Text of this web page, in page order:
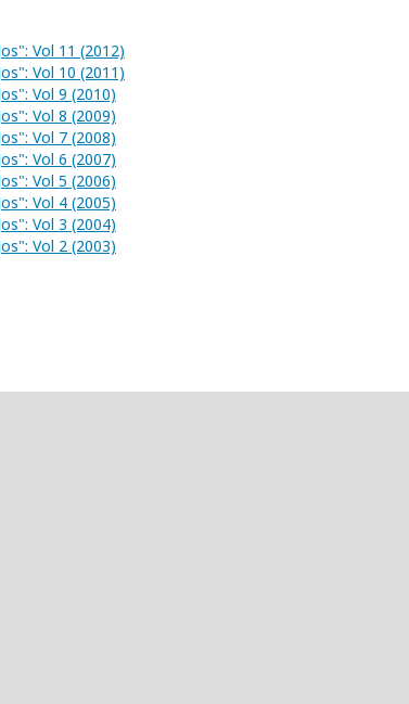
Vol 11 (2012)
Vol 10 (2011)
Vol 9 (2010)
Vol 8 (2009)
Vol 7 (2008)
Vol 6 (2007)
Vol 5 (2006)
Vol 4 (2005)
Vol 3 (2004)
Vol 2 (2003)